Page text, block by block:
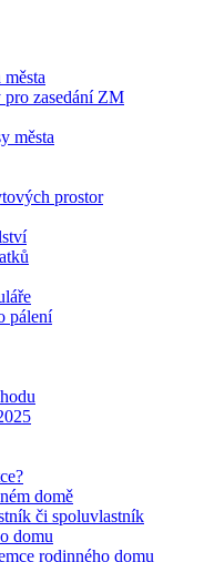
pro zasedání ZM
města
prostor
pálení
domě
či spoluvlastník
domu
rodinného domu